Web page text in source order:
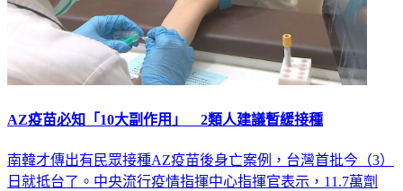
AZ疫苗必知「10大副作用」 2類人建議暫緩接種
南韓才傳出有民眾接種AZ疫苗後身亡案例，台灣首批今（3）
日就抵台了。中央流行疫情指揮中心指揮官表示，11.7萬劑